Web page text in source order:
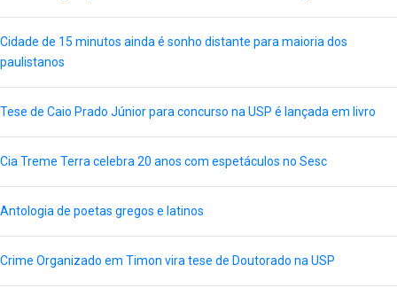
Cidade de 15 minutos ainda é sonho distante para maioria dos
paulistanos
Tese de Caio Prado Júnior para concurso na USP é lançada em livro
Cia Treme Terra celebra 20 anos com espetáculos no Sesc
Antologia de poetas gregos e latinos
Crime Organizado em Timon vira tese de Doutorado na USP